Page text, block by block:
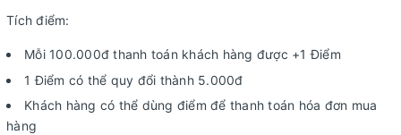
Tích điểm:
Mỗi 100.000đ thanh toán khách hàng được +1 Điểm
1 Điểm có thể quy đổi thành 5.000đ
Khách hàng có thể dùng điểm để thanh toán hóa đơn mua
hàng